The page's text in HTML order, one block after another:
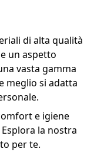
di alta qualità
un aspetto
vasta gamma
meglio si adatta
e igiene
la nostra
per te.